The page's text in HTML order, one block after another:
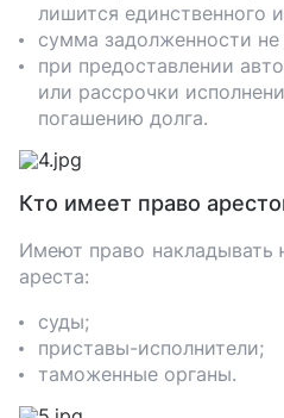
лишится единственного
сумма задолженности
при предоставлении
или рассрочки
погашению долга.
Кто имеет право
Имеют право накладывать
ареста:
суды;
приставы-исполнители;
таможенные органы.